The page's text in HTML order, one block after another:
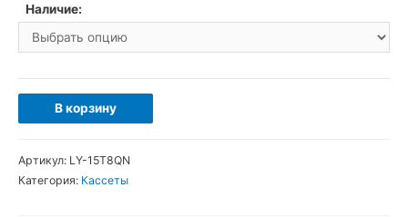
Наличие:
Количество
товара
DNP
В корзину
Артикул: LY-15T8QN
Категория: Кассеты